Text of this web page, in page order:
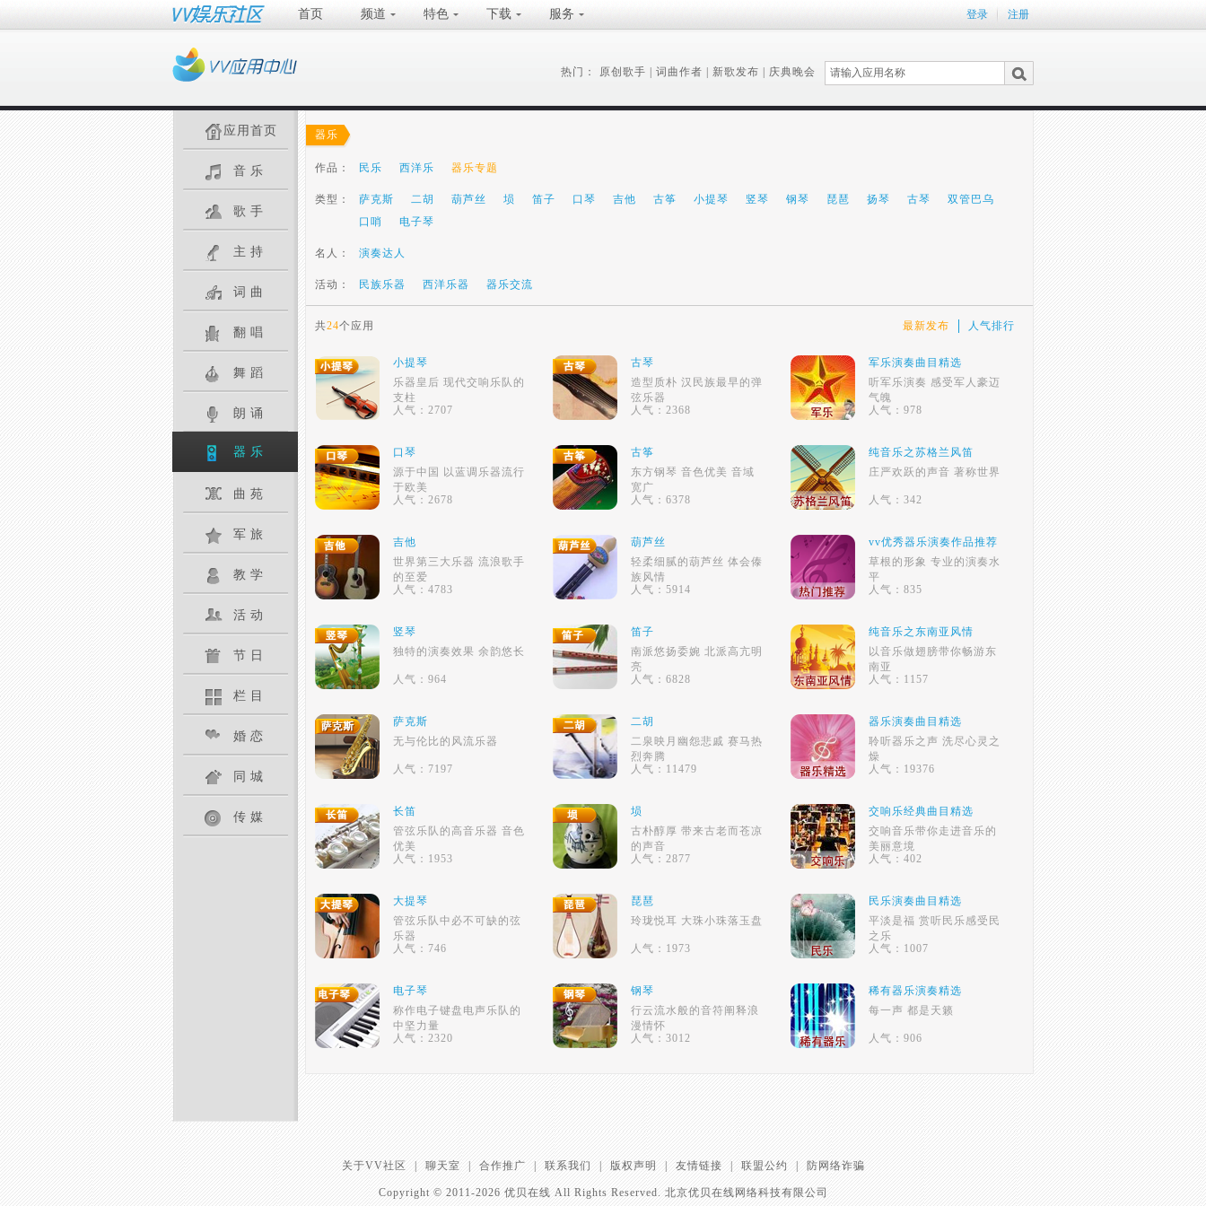
首页 频道 特色 下载 服务 登录 注册
热门： 原创歌手 词曲作者 新歌发布 庆典晚会
应用首页
音乐
歌手
主持
词曲
翻唱
舞蹈
朗诵
器乐
曲苑
军旅
教学
活动
节日
栏目
婚恋
同城
传媒
器乐
作品： 民乐 西洋乐 器乐专题
类型： 萨克斯 二胡 葫芦丝 埙 笛子 口琴 吉他 古筝 小提琴 竖琴 钢琴 琵琶 扬琴 古琴
双管巴乌
口哨
电子琴
名人： 演奏达人
活动： 民族乐器 西洋乐器 器乐交流
共24个应用 最新发布 人气排行
小提琴
乐器皇后 现代交响乐队的
支柱
人气：2707
古琴
造型质朴 汉民族最早的弹
弦乐器
人气：2368
军乐演奏曲目精选
听军乐演奏 感受军人豪迈
气魄
人气：978
口琴
源于中国 以蓝调乐器流行
于欧美
人气：2678
古筝
东方钢琴 音色优美 音域
宽广
人气：6378
纯音乐之苏格兰风笛
庄严欢跃的声音 著称世界
人气：342
吉他
世界第三大乐器 流浪歌手
的至爱
人气：4783
葫芦丝
轻柔细腻的葫芦丝 体会傣
族风情
人气：5914
vv优秀器乐演奏作品推荐
草根的形象 专业的演奏水
平
人气：835
竖琴
独特的演奏效果 余韵悠长
人气：964
笛子
南派悠扬委婉 北派高亢明
亮
人气：6828
纯音乐之东南亚风情
以音乐做翅膀带你畅游东
南亚
人气：1157
萨克斯
无与伦比的风流乐器
人气：7197
二胡
二泉映月幽怨悲戚 赛马热
烈奔腾
人气：11479
器乐演奏曲目精选
聆听器乐之声 洗尽心灵之
燥
人气：19376
长笛
管弦乐队的高音乐器 音色
优美
人气：1953
埙
古朴醇厚 带来古老而苍凉
的声音
人气：2877
交响乐经典曲目精选
交响音乐带你走进音乐的
美丽意境
人气：402
大提琴
管弦乐队中必不可缺的弦
乐器
人气：746
琵琶
玲珑悦耳 大珠小珠落玉盘
人气：1973
民乐演奏曲目精选
平淡是福 赏听民乐感受民
之乐
人气：1007
电子琴
称作电子键盘电声乐队的
中坚力量
人气：2320
钢琴
行云流水般的音符阐释浪
漫情怀
人气：3012
稀有器乐演奏精选
每一声 都是天籁
人气：906
关于VV社区 | 聊天室 | 合作推广 联系我们 | 版权声明 | 友情链接 | 联盟公约 | 防网络诈骗
Copyright © 2011-2026 优贝在线 All Rights Reserved. 北京优贝在线网络科技有限公司